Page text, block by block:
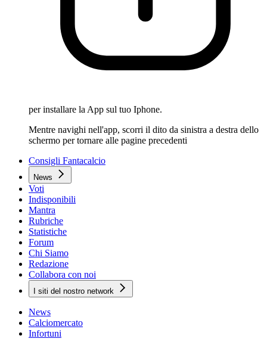
per installare la App sul tuo Iphone.
Mentre navighi nell'app, scorri il dito da sinistra a destra dello
schermo per tornare alle pagine precedenti
Consigli Fantacalcio
News
Voti
Indisponibili
Mantra
Rubriche
Statistiche
Forum
Chi Siamo
Redazione
Collabora con noi
I siti del nostro network
News
Calciomercato
Infortuni